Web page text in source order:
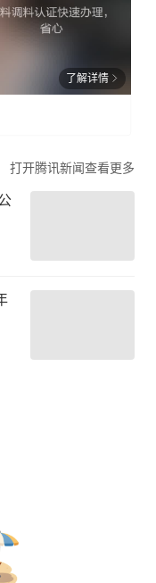
了解详情
打开腾讯新闻查看更多